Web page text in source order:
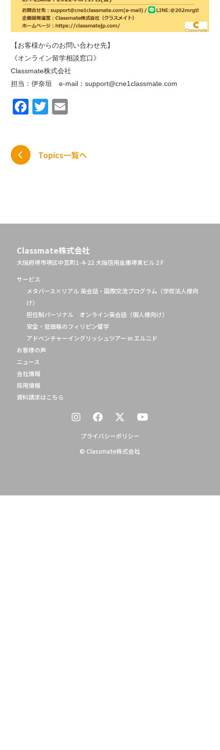
【お客様からのお問い合わせ先】
《オンライン留学相談窓口》
Classmate株式会社
担当：伊奈垣 e-mail：support@cne1classmate.com
Facebook
Twitter
Topics一覧へ
Classmate株式会社
大阪府堺市堺区中瓦町1-4-22 大阪信用金庫堺東ビル２F
サービス
メタバース×リアル 英会話・国際交流プログラム（学校法人様向
け）
担任制パーソナル オンライン英会話（個人様向け）
安全・低価格のフィリピン留学
アドベンチャーイングリッシュツアー in エルニド
お客様の声
ニュース
会社情報
採用情報
資料請求はこちら
プライバシーポリシー
© Classmate株式会社